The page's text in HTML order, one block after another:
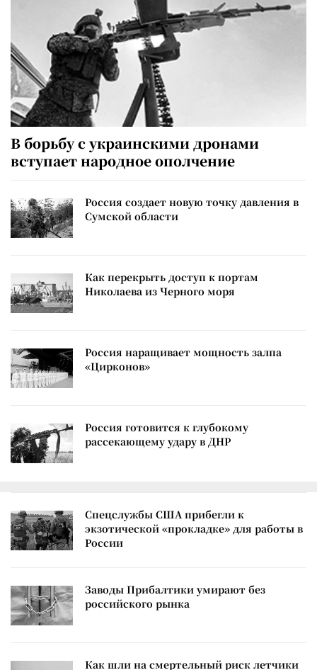
В борьбу с украинскими дронами
вступает народное ополчение
Россия создает новую точку давления в
Сумской области
Как перекрыть доступ к портам
Николаева из Черного моря
Россия наращивает мощность залпа
«Цирконов»
Россия готовится к глубокому
рассекающему удару в ДНР
Спецслужбы США прибегли к
экзотической «прокладке» для работы в
России
Заводы Прибалтики умирают без
российского рынка
Как шли на смертельный риск летчики